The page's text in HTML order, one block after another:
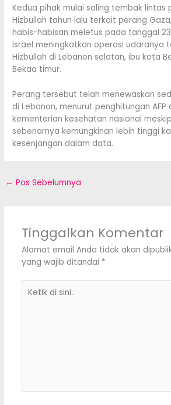
Kedua pihak mulai saling tembak lintas
Hizbullah tahun lalu terkait perang
habis-habisan meletus pada tanggal
Israel meningkatkan operasi udaranya
Hizbullah di Lebanon selatan, ibu kota
Bekaa timur.
Perang tersebut telah menewaskan
di Lebanon, menurut penghitungan AFP
kementerian kesehatan nasional
sebenarnya kemungkinan lebih tinggi
kesenjangan dalam data.
← Pos Sebelumnya
Tinggalkan Komentar
Alamat email Anda tidak akan
yang wajib ditandai *